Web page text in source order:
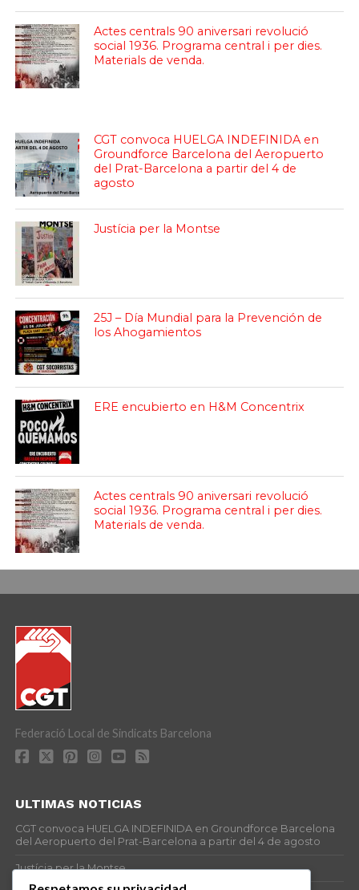
Actes centrals 90 aniversari revolució
social 1936. Programa central i per dies.
Materials de venda.
CGT convoca HUELGA INDEFINIDA en
Groundforce Barcelona del Aeropuerto
del Prat-Barcelona a partir del 4 de
agosto
Justícia per la Montse
25J – Día Mundial para la Prevención de
los Ahogamientos
ERE encubierto en H&M Concentrix
Actes centrals 90 aniversari revolució
social 1936. Programa central i per dies.
Materials de venda.
Federació Local de Sindicats Barcelona
ULTIMAS NOTICIAS
CGT convoca HUELGA INDEFINIDA en Groundforce Barcelona
del Aeropuerto del Prat-Barcelona a partir del 4 de agosto
Justícia per la Montse